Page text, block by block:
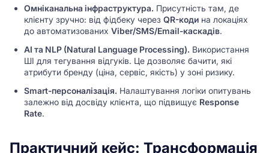
Омніканальна інфраструктура. Присутність там, де
клієнту зручно: від фідбеку через QR-коди на локаціях
до автоматизованих Viber/SMS/Email-каскадів.
AI та NLP (Natural Language Processing). Використання
ШІ для тегування відгуків. Це дозволяє бачити, які
атрибути бренду (ціна, сервіс, якість) у зоні ризику.
Smart-персоналізація. Налаштування логіки опитувань
залежно від досвіду клієнта, що підвищує Response
Rate.
Практичний кейс: Трансформація